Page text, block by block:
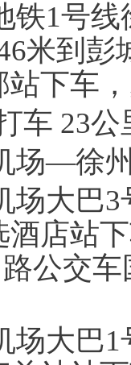
铁1号
米到彭
下车
车 23
场—徐
场大巴
店站
公交
场大巴